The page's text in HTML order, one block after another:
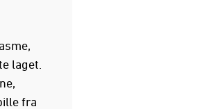
laget.
fra